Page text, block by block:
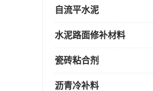
自流平水泥
水泥路面修补材料
瓷砖粘合剂
沥青冷补料